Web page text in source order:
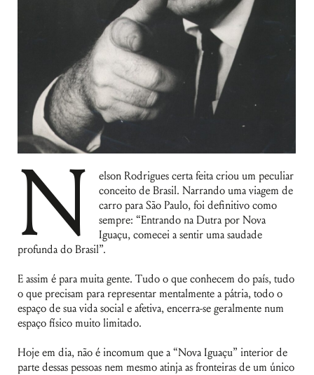
N
elson Rodrigues certa feita criou um peculiar
conceito de Brasil. Narrando uma viagem de
carro para São Paulo, foi definitivo como
sempre: “Entrando na Dutra por Nova
Iguaçu, comecei a sentir uma saudade
profunda do Brasil”.
E assim é para muita gente. Tudo o que conhecem do país, tudo
o que precisam para representar mentalmente a pátria, todo o
espaço de sua vida social e afetiva, encerra-se geralmente num
espaço físico muito limitado.
Hoje em dia, não é incomum que a “Nova Iguaçu” interior de
parte dessas pessoas nem mesmo atinja as fronteiras de um único